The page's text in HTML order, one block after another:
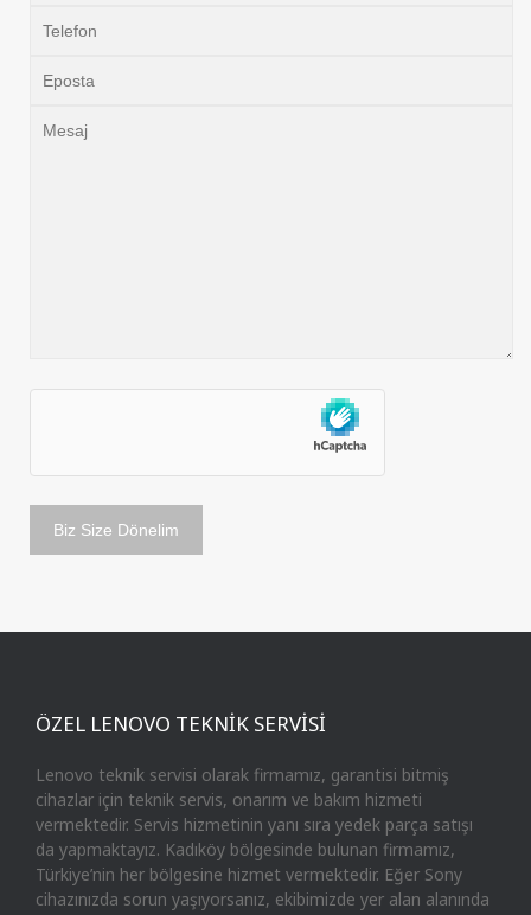
ÖZEL LENOVO TEKNİK SERVİSİ
Lenovo teknik servisi olarak firmamız, garantisi bitmiş
cihazlar için teknik servis, onarım ve bakım hizmeti
vermektedir. Servis hizmetinin yanı sıra yedek parça satışı
da yapmaktayız. Kadıköy bölgesinde bulunan firmamız,
Türkiye’nin her bölgesine hizmet vermektedir. Eğer Sony
cihazınızda sorun yaşıyorsanız, ekibimizde yer alan alanında